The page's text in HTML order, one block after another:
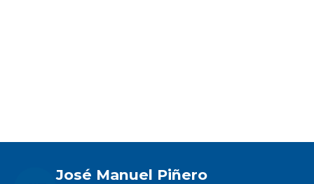
José Manuel Piñero